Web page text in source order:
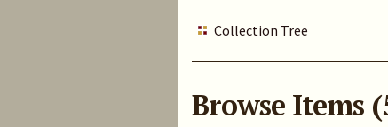
Collection Tree
Browse Items